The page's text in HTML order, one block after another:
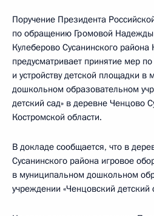
Поручение Президента
по обращению Громовой
Кулеберово Сусанинского района
предусматривает принятие мер
и устройству детской площадки в
дошкольном образовательном
детский сад» в деревне Ченцово
Костромской области.
В докладе сообщается, что в
Сусанинского района игровое
в муниципальном дошкольном
учреждении «Ченцовский детский